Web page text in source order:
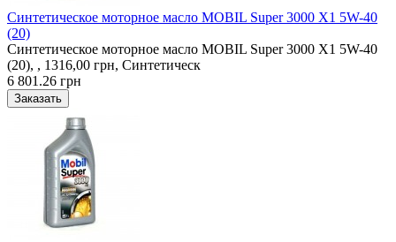
Синтетическое моторное масло MOBIL Super 3000 X1 5W-40
(20)
Синтетическое моторное масло MOBIL Super 3000 X1 5W-40
(20), , 1316,00 грн, Синтетическ
6 801.26 грн